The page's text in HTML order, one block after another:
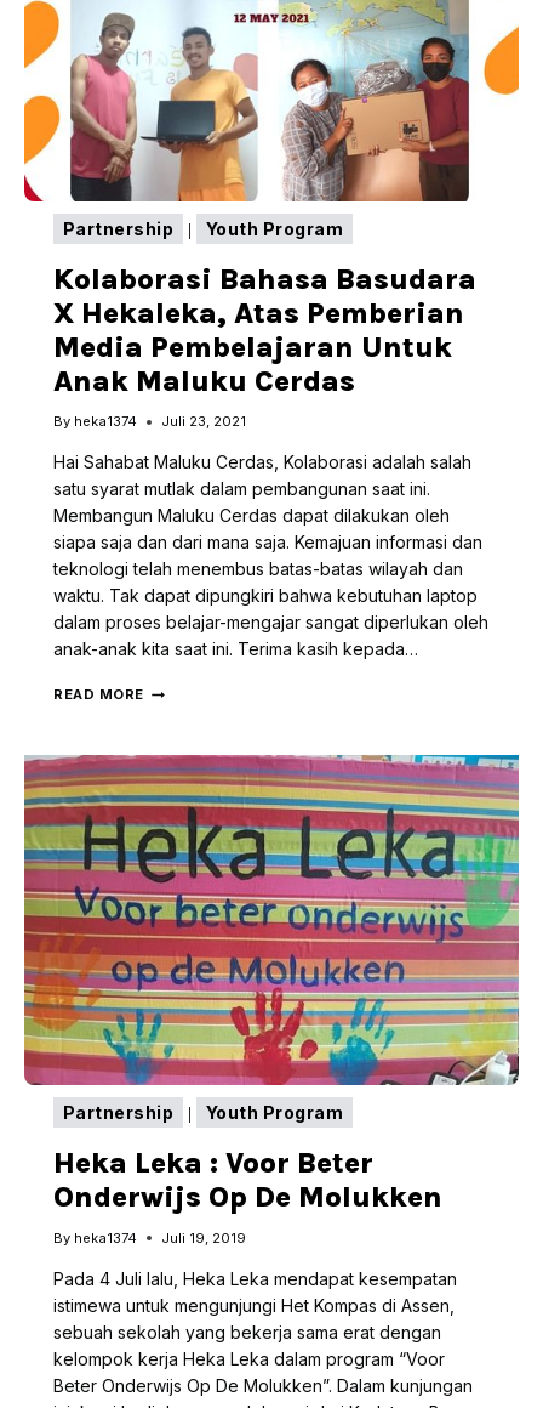
Partnership Youth Program
Kolaborasi Bahasa Basudara
X Hekaleka, Atas Pemberian
Media Pembelajaran Untuk
Anak Maluku Cerdas
By heka1374 Juli 23, 2021
Hai Sahabat Maluku Cerdas, Kolaborasi adalah salah
satu syarat mutlak dalam pembangunan saat ini.
Membangun Maluku Cerdas dapat dilakukan oleh
siapa saja dan dari mana saja. Kemajuan informasi dan
teknologi telah menembus batas-batas wilayah dan
waktu. Tak dapat dipungkiri bahwa kebutuhan laptop
dalam proses belajar-mengajar sangat diperlukan oleh
anak-anak kita saat ini. Terima kasih kepada…
READ MORE KOLABORASI
HEKALEKA,
ATAS
PEMBERIAN
MEDIA
PEMBELAJARAN
UNTUK
ANAK
MALUKU
CERDAS
Partnership Youth Program
Heka Leka : Voor Beter
Onderwijs Op De Molukken
By heka1374 Juli 19, 2019
Pada 4 Juli lalu, Heka Leka mendapat kesempatan
istimewa untuk mengunjungi Het Kompas di Assen,
sebuah sekolah yang bekerja sama erat dengan
kelompok kerja Heka Leka dalam program “Voor
Beter Onderwijs Op De Molukken”. Dalam kunjungan